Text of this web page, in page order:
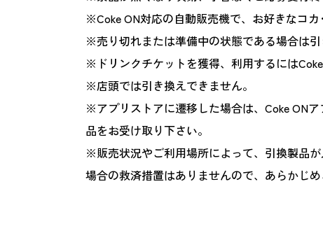
※Coke ON対応の自動販売機で、お好きなコカ
※売り切れまたは準備中の状態である場合は引
※ドリンクチケットを獲得、利用するには
※店頭では引き換えできません。
※アプリストアに遷移した場合は、Coke ON
品をお受け取り下さい。
※販売状況やご利用場所によって、引換製品
場合の救済措置はありませんので、あらかじめ